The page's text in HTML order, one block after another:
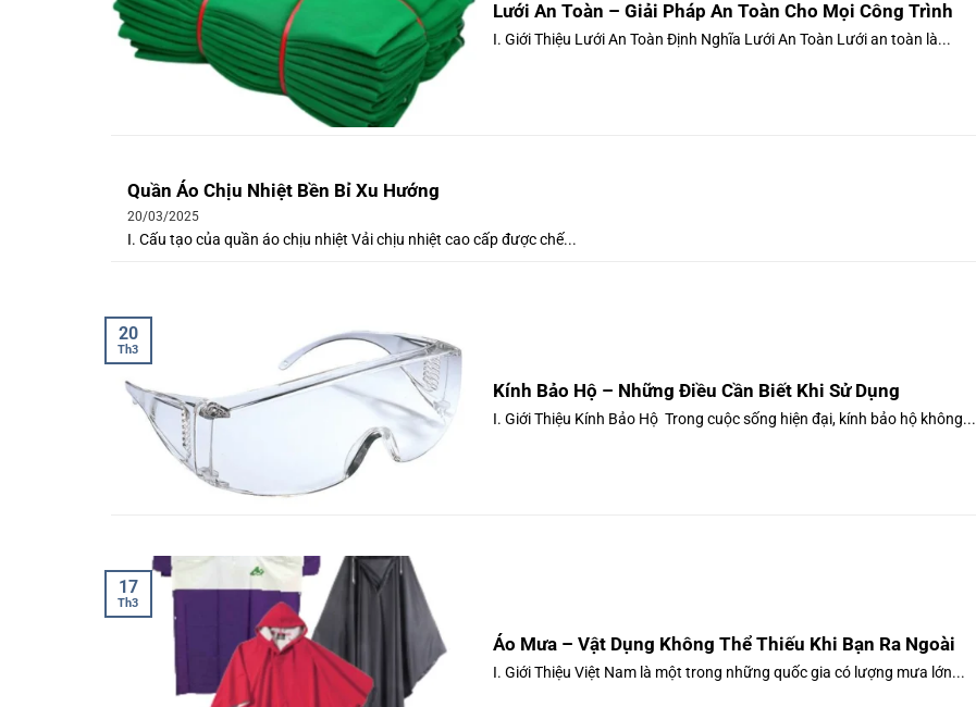
Lưới An Toàn – Giải Pháp An Toàn Cho Mọi Công Trình
I. Giới Thiệu Lưới An Toàn Định Nghĩa Lưới An Toàn Lưới an toàn là...
Quần Áo Chịu Nhiệt Bền Bỉ Xu Hướng
20/03/2025
I. Cấu tạo của quần áo chịu nhiệt Vải chịu nhiệt cao cấp được chế...
Kính Bảo Hộ – Những Điều Cần Biết Khi Sử Dụng
I. Giới Thiệu Kính Bảo Hộ Trong cuộc sống hiện đại, kính bảo hộ không...
20
Th3
Áo Mưa – Vật Dụng Không Thể Thiếu Khi Bạn Ra Ngoài
I. Giới Thiệu Việt Nam là một trong những quốc gia có lượng mưa lớn...
17
Th3